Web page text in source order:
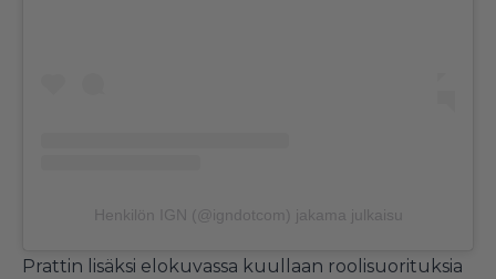
Henkilön IGN (@igndotcom) jakama julkaisu
Prattin lisäksi elokuvassa kuullaan roolisuorituksia